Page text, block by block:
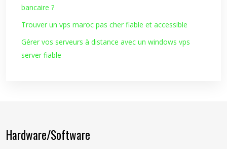
bancaire ?
Trouver un vps maroc pas cher fiable et accessible
Gérer vos serveurs à distance avec un windows vps
server fiable
Hardware/Software